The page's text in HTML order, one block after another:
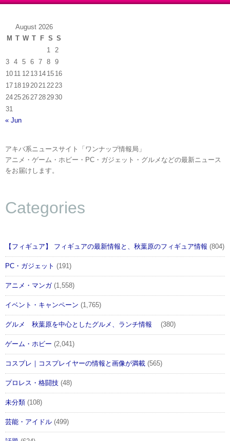
August 2026
M T W T F S S
1
2
3
4 5 6 7 8
9
10 11 12 13 14 15 16
17 18 19 20 21 22 23
24 25 26 27 28 2930
31
« Jun
アキバ系ニュースサイト「ワンナップ情報局」
アニメ・ゲーム・ホビー・PC・ガジェット・グルメなどの最新ニュース
をお届けします。
Categories
【フィギュア】 フィギュアの最新情報と、秋葉原のフィギュア情報 (804)
PC・ガジェット (191)
アニメ・マンガ(1,558)
イベント・キャンペーン (1,765)
グルメ 秋葉原を中心としたグルメ、ランチ情報 (380)
ゲーム・ホビー (2,041)
コスプレ｜コスプレイヤーの情報と画像が満載 (565)
プロレス・格闘技 (48)
未分類 (108)
芸能・アイドル (499)